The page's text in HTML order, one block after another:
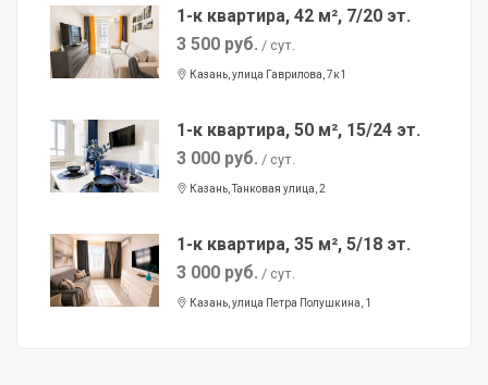
1-к квартира, 42 м², 7/20 эт.
3 500 руб. / сут.
Казань, улица Гаврилова, 7к1
1-к квартира, 50 м², 15/24 эт.
3 000 руб. / сут.
Казань, Танковая улица, 2
1-к квартира, 35 м², 5/18 эт.
3 000 руб. / сут.
Казань, улица Петра Полушкина, 1